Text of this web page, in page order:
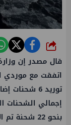
شارك
قال مصدر إن
اتفقت مع موردي
توريد 6
بنحو 22 شحنة تم الاتفاق عليها سابقًا.